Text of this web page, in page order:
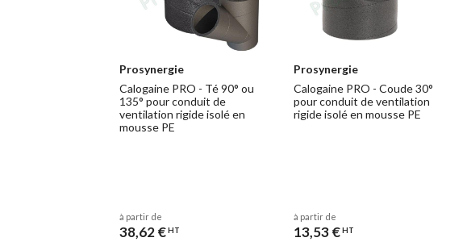
Prosynergie
Calogaine PRO - Té 90° ou
135° pour conduit de
ventilation rigide isolé en
mousse PE
à partir de
38,62 €HT
Prosynergie
Calogaine PRO - Coude 30°
pour conduit de ventilation
rigide isolé en mousse PE
à partir de
13,53 €HT